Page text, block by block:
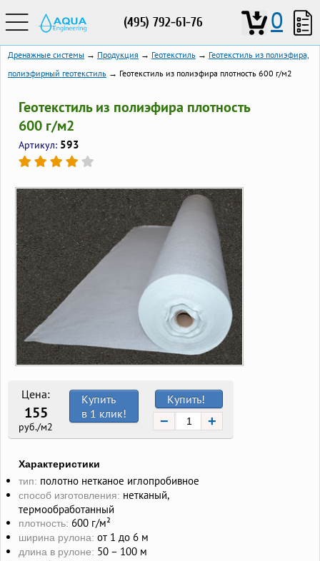
(495) 792-61-76 0
Дренажные системы → Продукция → Геотекстиль → Геотекстиль из полиэфира,
полиэфирный геотекстиль → Геотекстиль из полиэфира плотность 600 г/м2
Геотекстиль из полиэфира плотность
600 г/м2
Артикул: 593
Цена:
155
руб./м2
Купить!
− +
Купить
в 1 клик!
Характеристики
тип: полотно нетканое иглопробивное
способ изготовления: нетканый,
термообработанный
плотность: 600 г/м²
ширина рулона: от 1 до 6 м
длина в рулоне: 50 – 100 м